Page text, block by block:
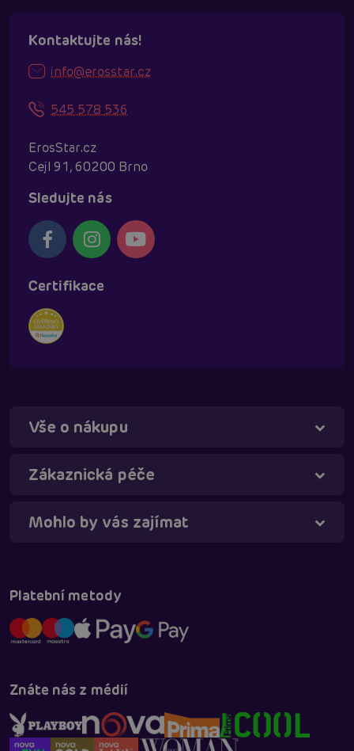
Kontaktujte nás!
info@erosstar.cz
545 578 536
ErosStar.cz
Cejl 91, 60200 Brno
Sledujte nás
Certifikace
Vše o nákupu
Zákaznická péče
Mohlo by vás zajímat
Platební metody
Znáte nás z médií
Táňa - virtuální asistentka